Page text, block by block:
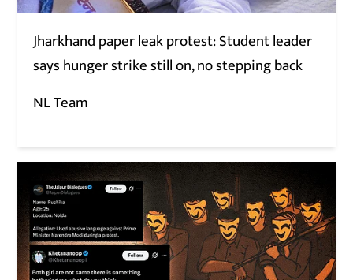
Jharkhand paper leak protest: Student leader
says hunger strike still on, no stepping back
NL Team